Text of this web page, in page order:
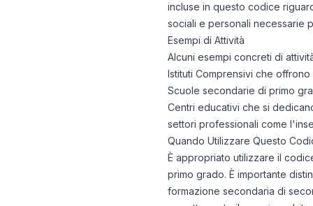
incluse in questo codice
sociali e personali necessarie
Esempi di Attività
Alcuni esempi concreti di
Istituti Comprensivi che
Scuole secondarie di primo
Centri educativi che si
settori professionali come
Quando Utilizzare Questo
È appropriato utilizzare il
primo grado. È importante
formazione secondaria di